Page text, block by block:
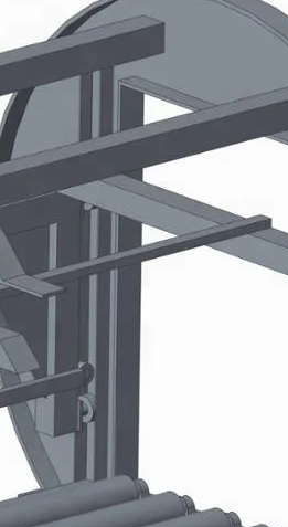
Pilha de madeira compensada
máquinas para trabalhar madeira
máquina de rotatividade de
material/máquina de rotatividade